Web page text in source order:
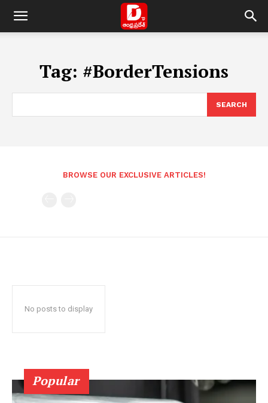
Tag: #BorderTensions
SEARCH
BROWSE OUR EXCLUSIVE ARTICLES!
No posts to display
Popular